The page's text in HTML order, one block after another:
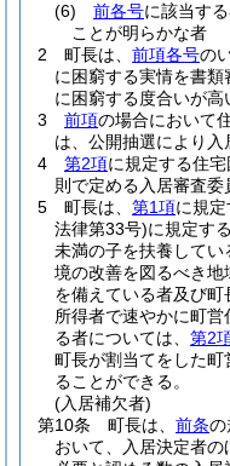
(6)
前各号に該当す
ことが明らかな者
2
町長は、 前項各号の
に困窮する実情を書
に困窮する度合いが高
3
前項の場合において
は、公開抽選により入
4
第2項に規定する住
則で定める入居審査委
5
町長は、 第1項に規
法律第33号)に規定す
未満の子を扶養して
境の改善を図るべき
を備えている者及び
所得者で速やかに町
る者については、 第2
町長が割当てをした
ることができる。
(入居補欠者)
第10条
町長は、 前条の
おいて、入居決定者